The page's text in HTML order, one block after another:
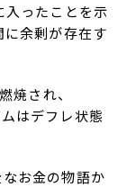
ったことを示
余剰が存在す
焼され、
はデフレ状態
お金の物語か